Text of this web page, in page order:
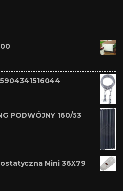
PODWÓJNY 160/53
Mini 36X79